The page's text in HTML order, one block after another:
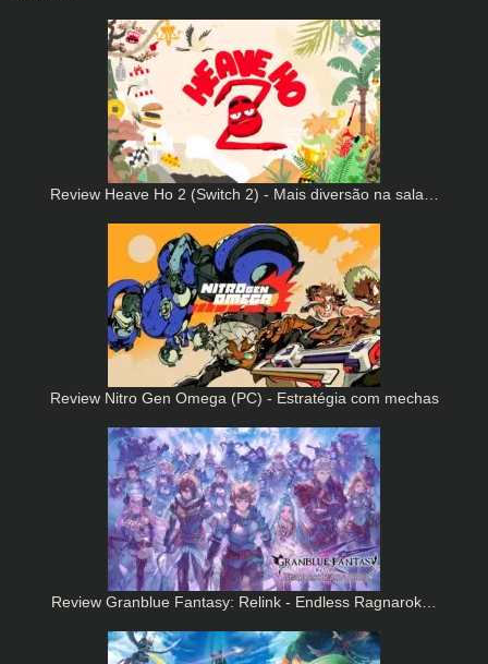
Review Heave Ho 2 (Switch 2) - Mais diversão na sala…
Review Nitro Gen Omega (PC) - Estratégia com mechas
Review Granblue Fantasy: Relink - Endless Ragnarok…